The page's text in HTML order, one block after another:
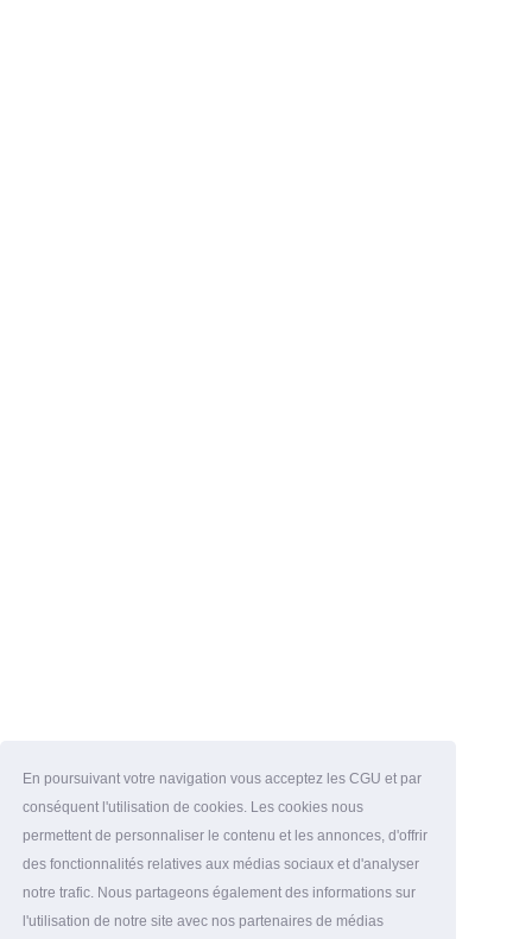
En poursuivant votre navigation vous acceptez les CGU et par
conséquent l'utilisation de cookies. Les cookies nous
permettent de personnaliser le contenu et les annonces, d'offrir
des fonctionnalités relatives aux médias sociaux et d'analyser
notre trafic. Nous partageons également des informations sur
l'utilisation de notre site avec nos partenaires de médias